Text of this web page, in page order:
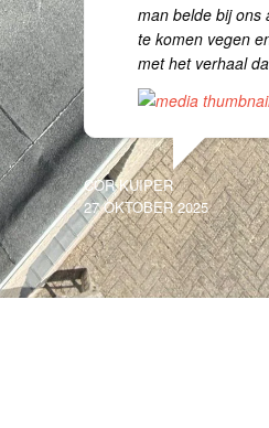
man belde bij ons
te komen vegen
met het verhaal
COR KUIPER
27 OKTOBER 2025